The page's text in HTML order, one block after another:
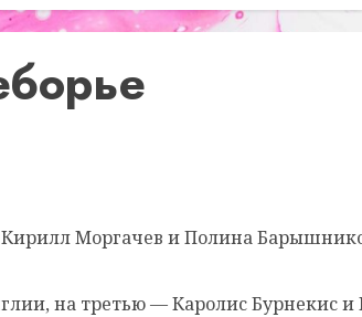
Моргачев и Полина
на третью — Каролис Бурнекис и